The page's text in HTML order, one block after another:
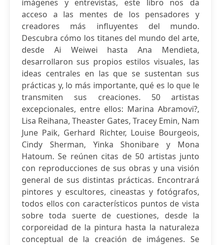
imágenes y entrevistas, este libro nos da
acceso a las mentes de los pensadores y
creadores más influyentes del mundo.
Descubra cómo los titanes del mundo del arte,
desde Ai Weiwei hasta Ana Mendieta,
desarrollaron sus propios estilos visuales, las
ideas centrales en las que se sustentan sus
prácticas y, lo más importante, qué es lo que le
transmiten sus creaciones. 50 artistas
excepcionales, entre ellos: Marina Abramovi?,
Lisa Reihana, Theaster Gates, Tracey Emin, Nam
June Paik, Gerhard Richter, Louise Bourgeois,
Cindy Sherman, Yinka Shonibare y Mona
Hatoum. Se reúnen citas de 50 artistas junto
con reproducciones de sus obras y una visión
general de sus distintas prácticas. Encontrará
pintores y escultores, cineastas y fotógrafos,
todos ellos con característicos puntos de vista
sobre toda suerte de cuestiones, desde la
corporeidad de la pintura hasta la naturaleza
conceptual de la creación de imágenes. Se